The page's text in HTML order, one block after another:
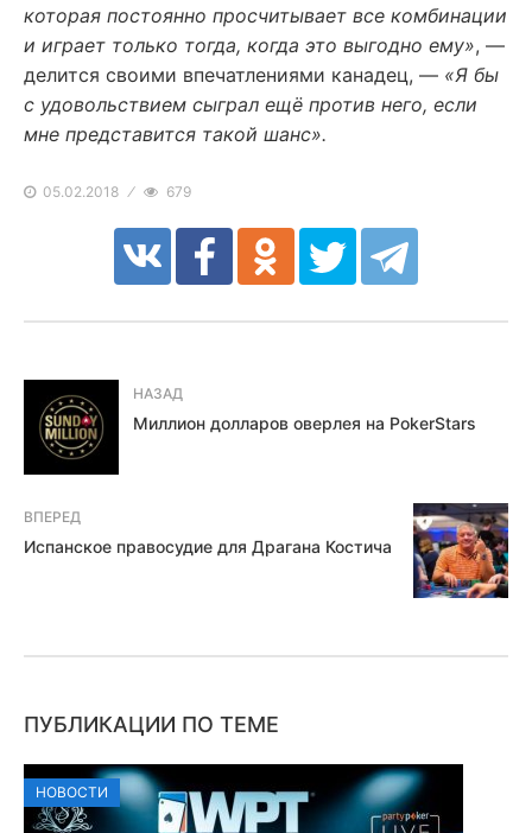
которая постоянно просчитывает все комбинации
и играет только тогда, когда это выгодно ему», —
делится своими впечатлениями канадец, — «Я бы
с удовольствием сыграл ещё против него, если
мне представится такой шанс».
05.02.2018 679
НАЗАД
Миллион долларов оверлея на PokerStars
ВПЕРЕД
Испанское правосудие для Драгана Костича
ПУБЛИКАЦИИ ПО ТЕМЕ
НОВОСТИ